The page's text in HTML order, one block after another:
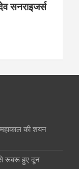
सनराइजर्स
की शयन
रूबरू हुए दून